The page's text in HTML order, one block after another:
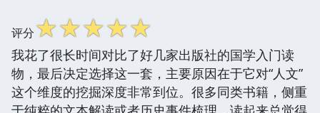
评分☆☆☆☆☆
我花了很长时间对比了好几家出版社的国学入门读
物，最后决定选择这一套，主要原因在于它对“人文”
这个维度的挖掘深度非常到位。很多同类书籍，侧重